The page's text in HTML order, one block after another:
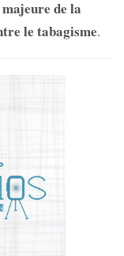
de la
le tabagisme.